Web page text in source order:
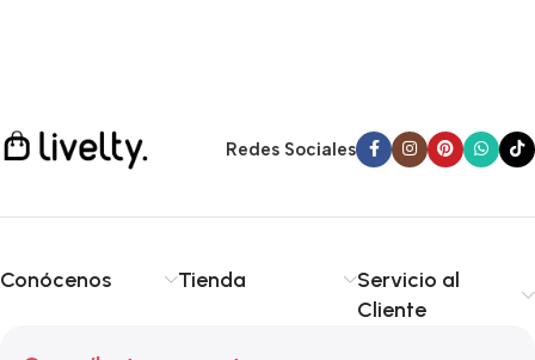
Redes Sociales
Conócenos Tienda
Servicio al
Cliente